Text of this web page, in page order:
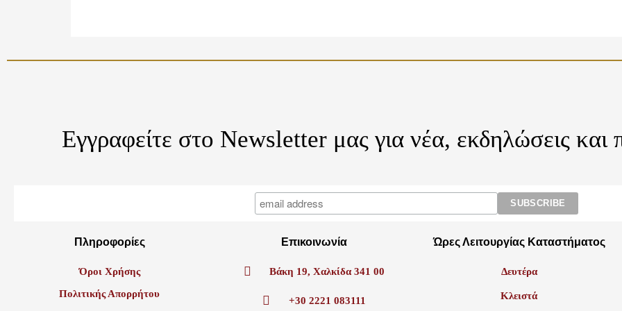
Εγγραφείτε στο Newsletter μας για νέα, εκδηλώσεις και
Πληροφορίες
Όροι Χρήσης
Πολιτικής Απορρήτου
Επικοινωνία
Βάκη 19, Χαλκίδα 341 00
+30 2221 083111
Ώρες Λειτουργίας Καταστήματος
Δευτέρα
Κλειστά